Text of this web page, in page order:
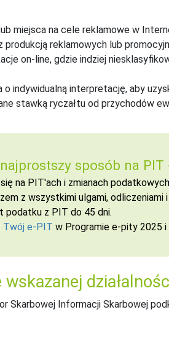
miejsca na cele reklamowe w
produkcją reklamowych lub
on-line, gdzie indziej
o indywidualną interpretację, aby
stawką ryczałtu od przychodów
sposób na PIT
na PIT'ach i zmianach
z wszystkimi ulgami,
podatku z PIT do 45 dni.
Twój e-PIT w Programie e-pity 2025 i
wskazanej
Skarbowej Informacji Skarbowej